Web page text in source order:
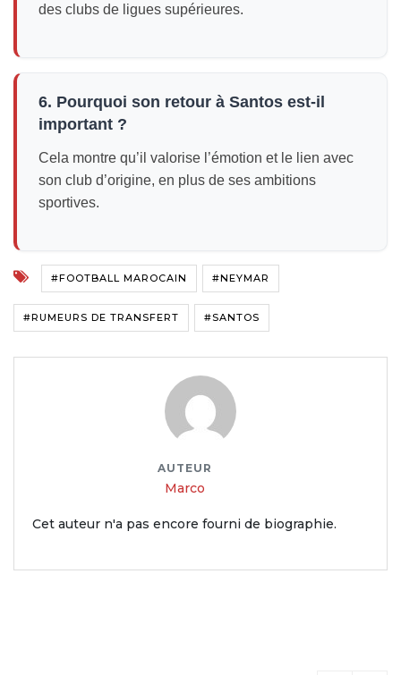
des clubs de ligues supérieures.
6. Pourquoi son retour à Santos est-il
important ?
Cela montre qu’il valorise l’émotion et le lien avec
son club d’origine, en plus de ses ambitions
sportives.
#FOOTBALL MAROCAIN #NEYMAR
#RUMEURS DE TRANSFERT #SANTOS
AUTEUR
Marco
Cet auteur n'a pas encore fourni de biographie.